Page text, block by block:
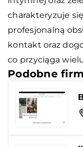
charakteryzuje
profesjonalną
kontakt oraz
co przyciąga
Podobne